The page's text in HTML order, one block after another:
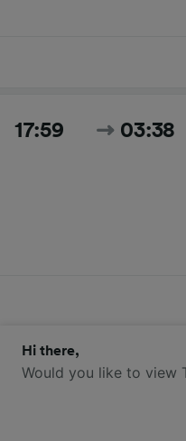
17:59 03:38
18:16 03:38
Hi there,
Would you like to view